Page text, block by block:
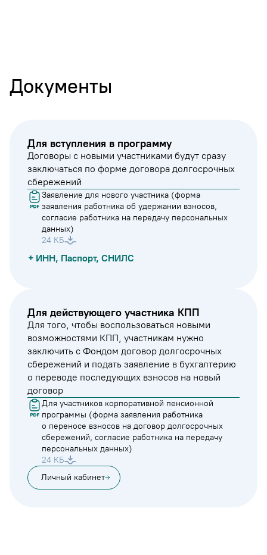
Документы
Для вступления в программу
Договоры с новыми участниками будут сразу
заключаться по форме договора долгосрочных
сбережений
Заявление для нового участника (форма
заявления работника об удержании взносов,
согласие работника на передачу персональных
данных)
24 КБ
+ ИНН, Паспорт, СНИЛС
Для действующего участника КПП
Для того, чтобы воспользоваться новыми
возможностями КПП, участникам нужно
заключить с Фондом договор долгосрочных
сбережений и подать заявление в бухгалтерию
о переводе последующих взносов на новый
договор
Для участников корпоративной пенсионной
программы (форма заявления работника
о переносе взносов на договор долгосрочных
сбережений, согласие работника на передачу
персональных данных)
24 КБ
Личный кабинет